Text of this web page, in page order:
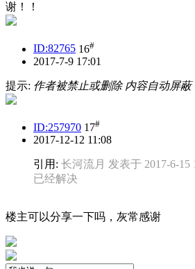
谢！！
ID:82765 16#
2017-7-9 17:01
提示: 作者被禁止或删除 内容自动屏蔽
ID:257970 17#
2017-12-12 11:08
引用: 长河流月 发表于 2017-6-15
已经解决
楼主可以分享一下吗，灰常感谢